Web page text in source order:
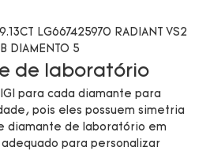
de laboratório
para cada diamante para
pois eles possuem simetria
diamante de laboratório em
para personalizar